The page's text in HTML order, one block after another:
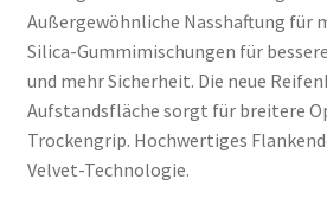
Außergewöhnliche Nasshaftung für
Silica-Gummimischungen für
und mehr Sicherheit. Die neue
Aufstandsfläche sorgt für breitere
Trockengrip. Hochwertiges
Velvet-Technologie.